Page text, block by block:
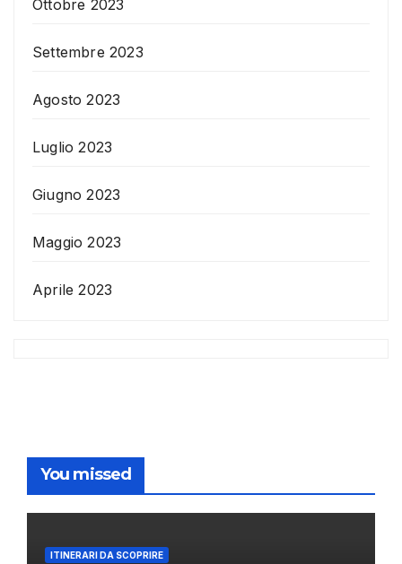
Ottobre 2023
Settembre 2023
Agosto 2023
Luglio 2023
Giugno 2023
Maggio 2023
Aprile 2023
You missed
ITINERARI DA SCOPRIRE